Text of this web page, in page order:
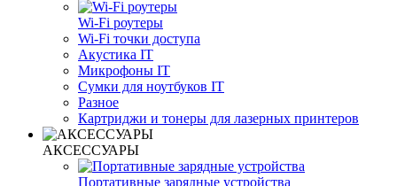
Wi-Fi роутеры
Wi-Fi точки доступа
Акустика IT
Микрофоны IT
Сумки для ноутбуков IT
Разное
Картриджи и тонеры для лазерных принтеров
АКСЕССУАРЫ
Портативные зарядные устройства